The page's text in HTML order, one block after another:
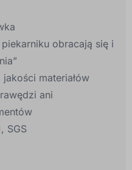
obracają się i
materiałów
ani
SGS